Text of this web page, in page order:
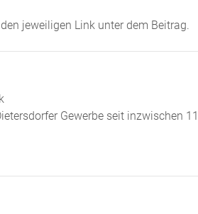
jeweiligen Link unter dem Beitrag.
Gewerbe seit inzwischen